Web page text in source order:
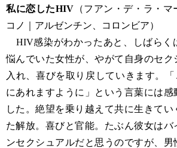
私に恋したHIV（フアン・デ・ラ・マ
コノ｜アルゼンチン、コロンビア）
HIV感染がわかったあと、しばらく
悩んでいた女性が、やがて自身のセク
入れ、喜びを取り戻していきます。
にあれますように」という言葉には
した。絶望を乗り越えて共に生きてい
た解放。喜びと官能。たぶん彼女は
ンセクシュアルだと思うのですが、男